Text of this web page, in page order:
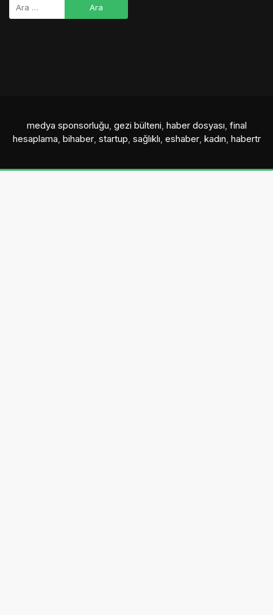
medya sponsorluğu, gezi bülteni, haber dosyası, final
hesaplama, bihaber, startup, sağlıklı, eshaber, kadın, habertr